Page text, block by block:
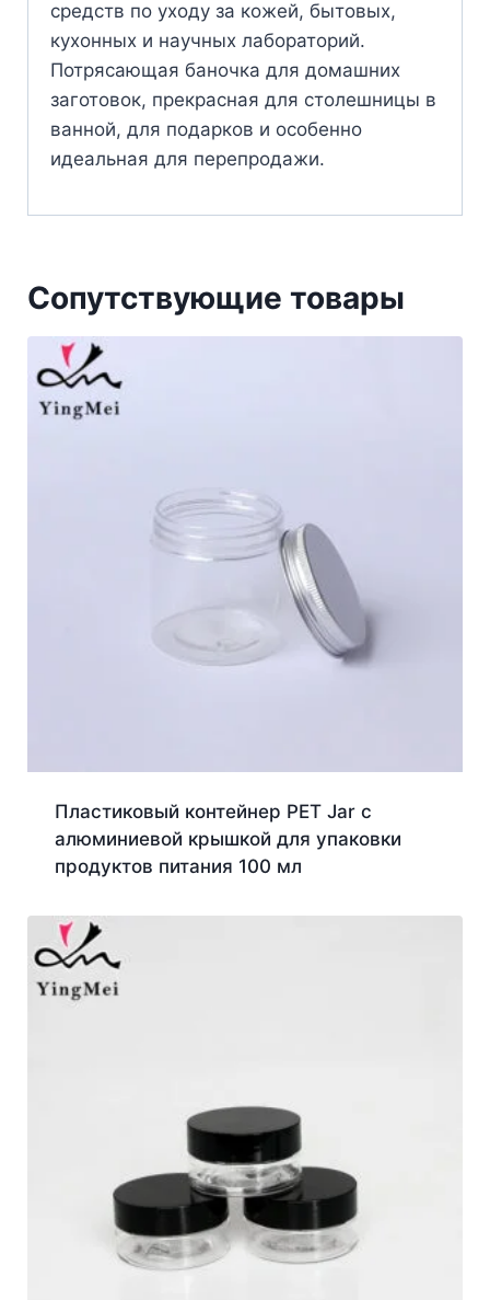
средств по уходу за кожей, бытовых,
кухонных и научных лабораторий.
Потрясающая баночка для домашних
заготовок, прекрасная для столешницы в
ванной, для подарков и особенно
идеальная для перепродажи.
Сопутствующие товары
Пластиковый контейнер PET Jar с
алюминиевой крышкой для упаковки
продуктов питания 100 мл